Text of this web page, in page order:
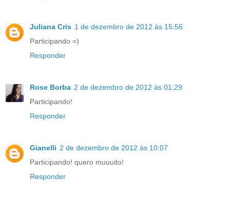
Juliana Cris 1 de dezembro de 2012 às 15:56
Participando =)
Responder
Rose Borba 2 de dezembro de 2012 às 01:29
Participando!
Responder
Gianelli 2 de dezembro de 2012 às 10:07
Participando! quero muuuito!
Responder